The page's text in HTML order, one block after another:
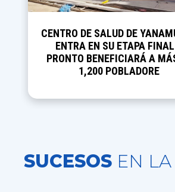
JUNÍN PRESENTA SU
PROGRAMACIÓN DE
PATRIAS E INVITA A
HISTORIA, CULTURA Y
SUCESOS EN